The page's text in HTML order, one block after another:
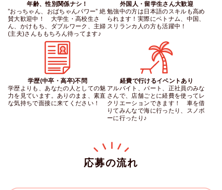
年齢、性別関係ナシ！
”おっちゃん、おばちゃんパワー” 絶
賛大歓迎中！　大学生・高校生さ
ん、かけもち、ダブルワーク、主婦
(主夫)さんももちろん待ってます♪
外国人・留学生さん大歓迎
勉強中の方は日本語のスキルも高め
られます！実際にベトナム、中国、
スリランカ人の方も活躍中！
学歴(中卒・高卒)不問
学歴よりも、あなたの人としての魅
力を見ています。ありのまま、素直
な気持ちで面接に来てください！
経費で行けるイベントあり
アルバイト、パート、正社員のみな
さんで、店舗ごとに経費を使ってレ
クリエーションできます！　車を借
りてみんなで海に行ったり、スノボ
ーに行ったり♪
応募の流れ